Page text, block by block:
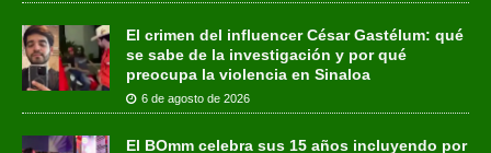
El crimen del influencer César Gastélum: qué
se sabe de la investigación y por qué
preocupa la violencia en Sinaloa
6 de agosto de 2026
El BOmm celebra sus 15 años incluyendo por